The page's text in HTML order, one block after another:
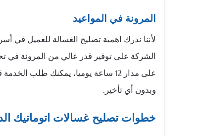
المرونة في المواعيد
لأننا ندرك اهمية تصليح الغسالة للعميل
الشركة على توفير قدر عالي من المرونة في
على مدار 12 ساعة يوميا، يمكنك
وبدون أي تأخير.
خطوات تصليح غسالات اتوماتيك